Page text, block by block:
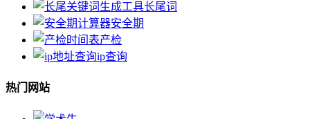
长尾词
安全期
产检
ip查询
热门网站